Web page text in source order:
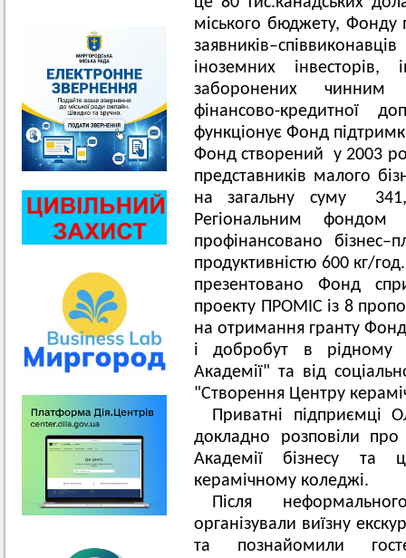
міського бюджету, Фонду
іноземних
заборонених чинним
фінансово-кредитної
функціонує Фонд
Фонд створений у 2003
представників малого
на загальну суму
Регіональним фондом
профінансовано
продуктивністю 600 кг/
презентовано Фонд
проекту ПРОМІС із 8
на отримання гранту
і добробут в рідному
Академії" та від
"Створення Центру
Приватні підприємці
докладно розповіли про
Академії бізнесу та
керамічному коледжі.
Після
організували виїзну
та познайомили